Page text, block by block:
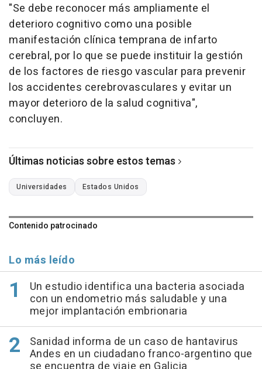
"Se debe reconocer más ampliamente el
deterioro cognitivo como una posible
manifestación clínica temprana de infarto
cerebral, por lo que se puede instituir la gestión
de los factores de riesgo vascular para prevenir
los accidentes cerebrovasculares y evitar un
mayor deterioro de la salud cognitiva",
concluyen.
Últimas noticias sobre estos temas
Universidades Estados Unidos
Contenido patrocinado
Lo más leído
Un estudio identifica una bacteria asociada
con un endometrio más saludable y una
mejor implantación embrionaria
Sanidad informa de un caso de hantavirus
Andes en un ciudadano franco-argentino que